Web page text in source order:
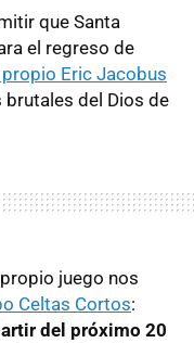
que Santa
el regreso de
Eric Jacobus
del Dios de
juego nos
Celtas Cortos:
del próximo 20